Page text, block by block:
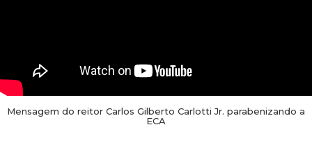
Mensagem do reitor Carlos Gilberto Carlotti Jr. parabenizando a
ECA